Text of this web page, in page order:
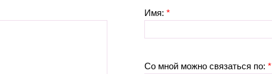
Имя:*
Со мной можно связаться по:*